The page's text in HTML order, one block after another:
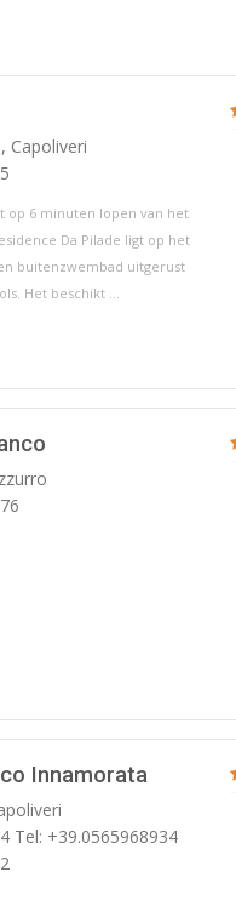
Capoliveri
op 6 minuten lopen van het
Da Pilade ligt op het
buitenzwembad uitgerust
Het beschikt ...
Innamorata
Tel: +39.0565968934